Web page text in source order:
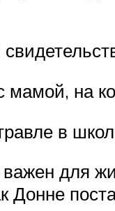
мамой, на
в
для
Донне